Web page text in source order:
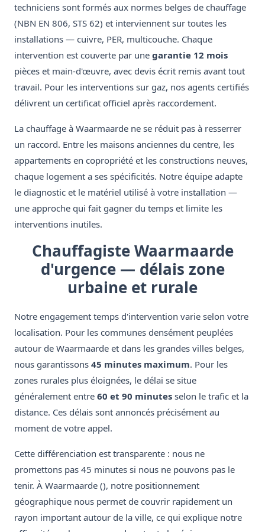
techniciens sont formés aux normes belges de chauffage
(NBN EN 806, STS 62) et interviennent sur toutes les
installations — cuivre, PER, multicouche. Chaque
intervention est couverte par une garantie 12 mois
pièces et main-d'œuvre, avec devis écrit remis avant tout
travail. Pour les interventions sur gaz, nos agents certifiés
délivrent un certificat officiel après raccordement.
La chauffage à Waarmaarde ne se réduit pas à resserrer
un raccord. Entre les maisons anciennes du centre, les
appartements en copropriété et les constructions neuves,
chaque logement a ses spécificités. Notre équipe adapte
le diagnostic et le matériel utilisé à votre installation —
une approche qui fait gagner du temps et limite les
interventions inutiles.
Chauffagiste Waarmaarde
d'urgence — délais zone
urbaine et rurale
Notre engagement temps d'intervention varie selon votre
localisation. Pour les communes densément peuplées
autour de Waarmaarde et dans les grandes villes belges,
nous garantissons 45 minutes maximum. Pour les
zones rurales plus éloignées, le délai se situe
généralement entre 60 et 90 minutes selon le trafic et la
distance. Ces délais sont annoncés précisément au
moment de votre appel.
Cette différenciation est transparente : nous ne
promettons pas 45 minutes si nous ne pouvons pas le
tenir. À Waarmaarde (), notre positionnement
géographique nous permet de couvrir rapidement un
rayon important autour de la ville, ce qui explique notre